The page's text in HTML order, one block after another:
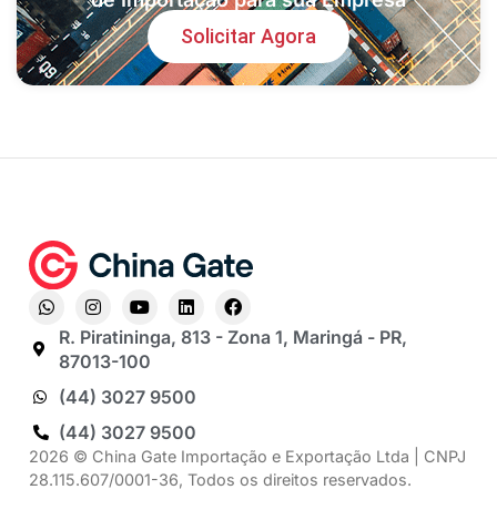
Solicitar Agora
R. Piratininga, 813 - Zona 1, Maringá - PR,
87013-100
(44) 3027 9500
(44) 3027 9500
2026 © China Gate Importação e Exportação Ltda | CNPJ
28.115.607/0001-36, Todos os direitos reservados.